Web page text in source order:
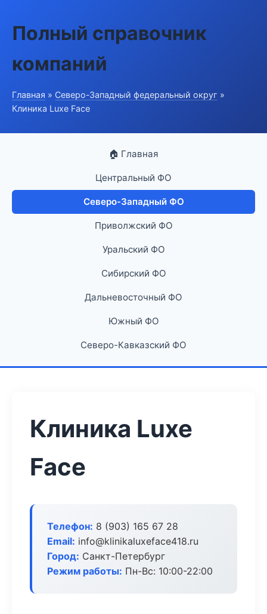
Полный справочник
компаний
Главная » Северо-Западный федеральный округ »
Клиника Luxe Face
🏠 Главная
Центральный ФО
Северо-Западный ФО
Приволжский ФО
Уральский ФО
Сибирский ФО
Дальневосточный ФО
Южный ФО
Северо-Кавказский ФО
Клиника Luxe
Face
Телефон: 8 (903) 165 67 28
Email: info@klinikaluxeface418.ru
Город: Санкт-Петербург
Режим работы: Пн-Вс: 10:00-22:00